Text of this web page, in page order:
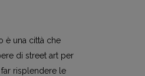
è una città che
di street art per
risplendere le